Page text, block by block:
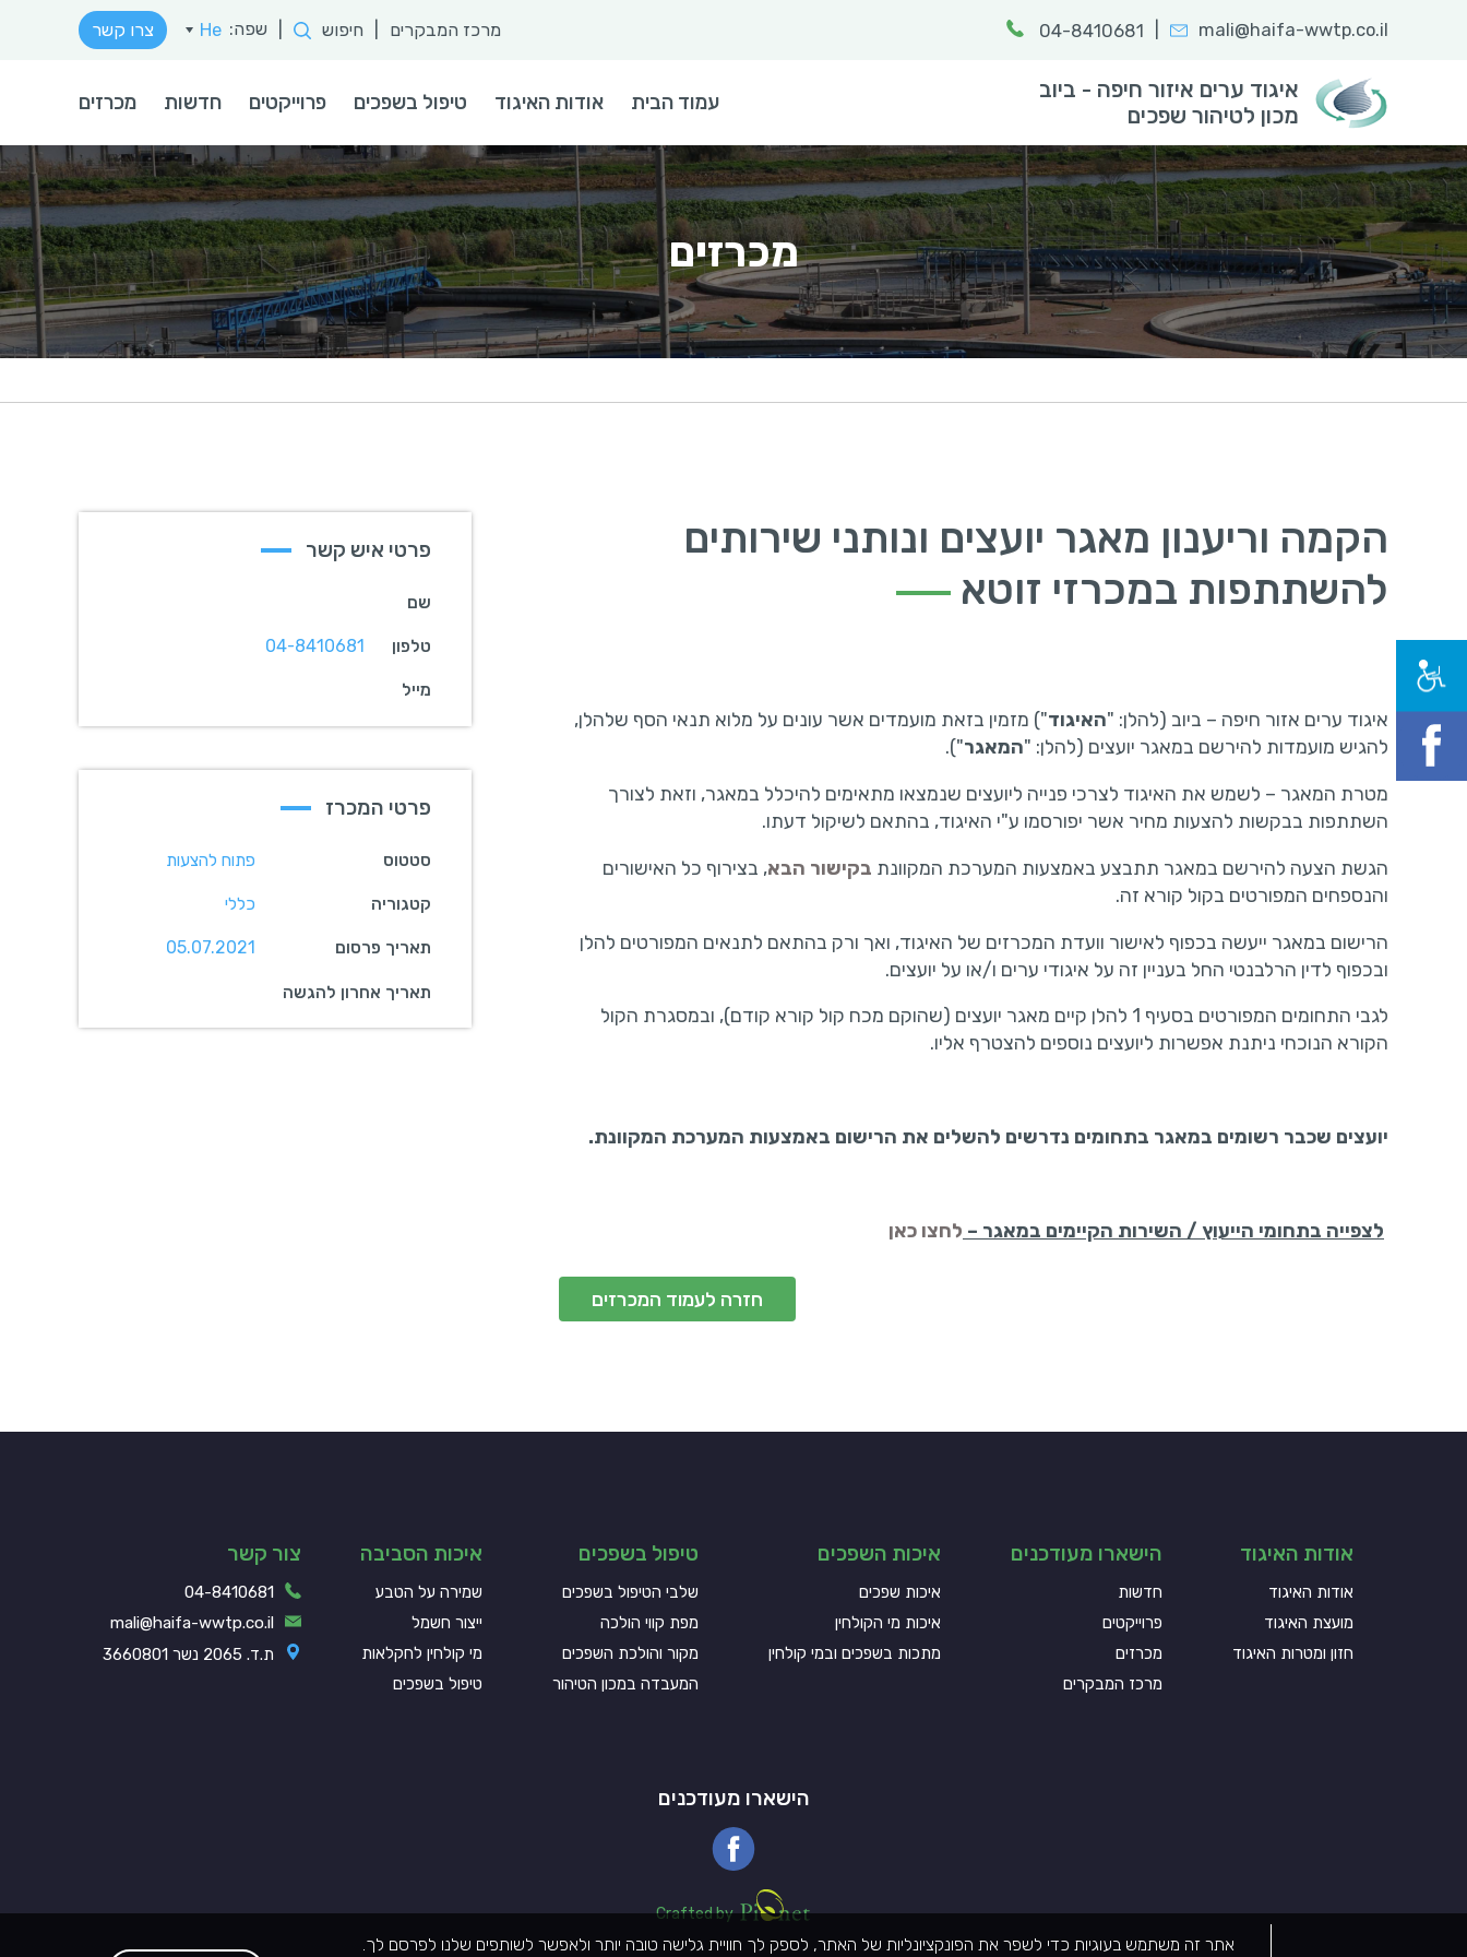
אתר זה משתמש בעוגיות כדי לשפר את הפונקציונליות של האתר, לספק לך חוויית גלישה טובה יותר ולאפשר לשותפים שלנו לפרסם לך.
חפש: הקלד מילת חיפוש
mali@haifa-wwtp.co.il
04-8410681 מרכז המבקרים חיפוש שפה: He צרו קשר
איגוד ערים איזור חיפה - ביוב
מכון לטיהור שפכים
עמוד הבית אודות האיגוד טיפול בשפכים פרוייקטים חדשות מכרזים
מכרזים
הקמה וריענון מאגר יועצים ונותני שירותים
להשתתפות במכרזי זוטא
איגוד ערים אזור חיפה – ביוב (להלן: "האיגוד") מזמין בזאת מועמדים אשר עונים על מלוא תנאי הסף שלהלן,
להגיש מועמדות להירשם במאגר יועצים (להלן: "המאגר").
מטרת המאגר – לשמש את האיגוד לצרכי פנייה ליועצים שנמצאו מתאימים להיכלל במאגר, וזאת לצורך
השתתפות בבקשות להצעות מחיר אשר יפורסמו ע"י האיגוד, בהתאם לשיקול דעתו.
הגשת הצעה להירשם במאגר תתבצע באמצעות המערכת המקוונת בקישור הבא, בצירוף כל האישורים
והנספחים המפורטים בקול קורא זה.
הרישום במאגר ייעשה בכפוף לאישור וועדת המכרזים של האיגוד, ואך ורק בהתאם לתנאים המפורטים להלן
ובכפוף לדין הרלבנטי החל בעניין זה על איגודי ערים ו/או על יועצים.
לגבי התחומים המפורטים בסעיף 1 להלן קיים מאגר יועצים (שהוקם מכח קול קורא קודם), ובמסגרת הקול
הקורא הנוכחי ניתנת אפשרות ליועצים נוספים להצטרף אליו.
יועצים שכבר רשומים במאגר בתחומים נדרשים להשלים את הרישום באמצעות המערכת המקוונת.
לצפייה בתחומי הייעוץ / השירות הקיימים במאגר – לחצו כאן
חזרה לעמוד המכרזים
פרטי איש קשר
שם
טלפון
מייל
04-8410681
פרטי המכרז
סטטוס
קטגוריה
תאריך פרסום
תאריך אחרון להגשה
פתוח להצעות
כללי
05.07.2021
אודות האיגוד
אודות האיגוד
מועצת האיגוד
חזון ומטרות האיגוד
הישארו מעודכנים
חדשות
פרוייקטים
מכרזים
מרכז המבקרים
איכות השפכים
איכות שפכים
איכות מי הקולחין
מתכות בשפכים ובמי קולחין
טיפול בשפכים
שלבי הטיפול בשפכים
מפת קווי הולכה
מקור והולכת השפכים
המעבדה במכון הטיהור
איכות הסביבה
שמירה על הטבע
ייצור חשמל
מי קולחין לחקלאות
טיפול בשפכים
צור קשר
04-8410681
mali@haifa-wwtp.co.il
ת.ד. 2065 נשר 3660801
הישארו מעודכנים
Crafted by
Pionet Logo